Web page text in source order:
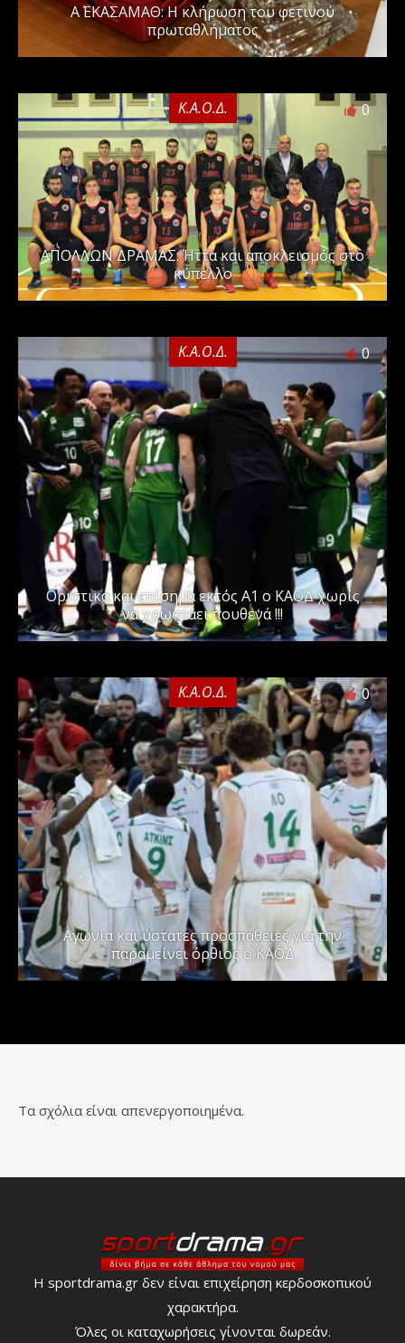
Α΄ ΕΚΑΣΑΜΑΘ: Η κλήρωση του φετινού
πρωταθλήματος
Κ.Α.Ο.Δ. 0
ΑΠΟΛΛΩΝ ΔΡΑΜΑΣ: Ήττα και αποκλεισμός στο
κύπελλο
Κ.Α.Ο.Δ. 0
Οριστικά και επίσημα εκτός Α1 ο ΚΑΟΔ χωρίς
να χρωστάει πουθενά !!!
Κ.Α.Ο.Δ. 0
Αγωνία και ύστατες προσπάθειες για την
παραμείνει όρθιος ο ΚΑΟΔ
Τα σχόλια είναι απενεργοποιημένα.
Η sportdrama.gr δεν είναι επιχείρηση κερδοσκοπικού
χαρακτήρα.
Όλες οι καταχωρήσεις γίνονται δωρεάν.